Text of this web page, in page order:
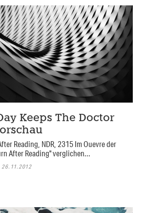
Keeps The Doctor
Reading, NDR, 2315 Im Ouevre der
After Reading" verglichen...
26.11.2012